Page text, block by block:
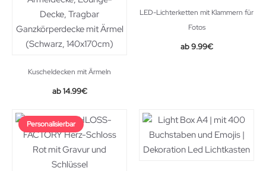
Kuscheldecken mit Ärmeln
14.99€
LED-Lichterketten mit Klammern für
Fotos
Original
9.99€Current
Personalisierbar